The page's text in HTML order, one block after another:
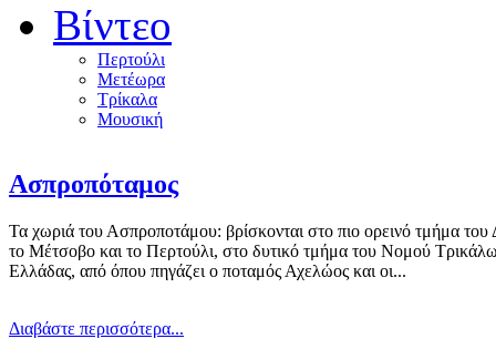
Βίντεο
Περτούλι
Μετέωρα
Τρίκαλα
Μουσική
Ασπροπόταμος
Τα χωριά του Ασπροποτάμου: βρίσκονται στο πιο ορεινό τμήμα
το Μέτσοβο και το Περτούλι, στο δυτικό τμήμα του Νομού
Ελλάδας, από όπου πηγάζει ο ποταμός Αχελώος και οι...
Διαβάστε περισσότερα...